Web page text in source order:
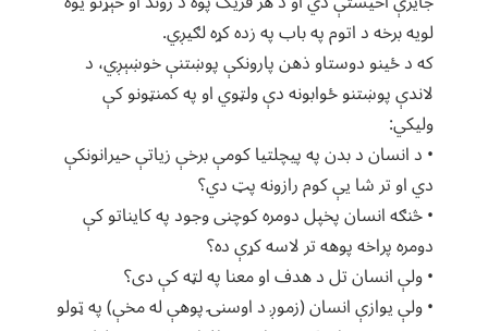
لویه برخه د اتوم په باب په زده کړه لګیږي.
که د ځینو دوستاو ذهن پارونکې پوښتنې خوښېږي، د
لاندې پوښتنو ځوابونه دې ولټوي او په کمنټونو کې
ولیکي:
• د انسان د بدن په پیچلتیا کومې برخې زیاتې حیرانونکې
دي او تر شا یې کوم رازونه پټ دي؟
• څنګه انسان پخپل دومره کوچنی وجود په کایناتو کې
دومره پراخه پوهه تر لاسه کړې ده؟
• ولې انسان تل د هدف او معنا په لټه کې دی؟
• ولې یوازې انسان (زموږ د اوسنۍ پوهې له مخې) په ټولو